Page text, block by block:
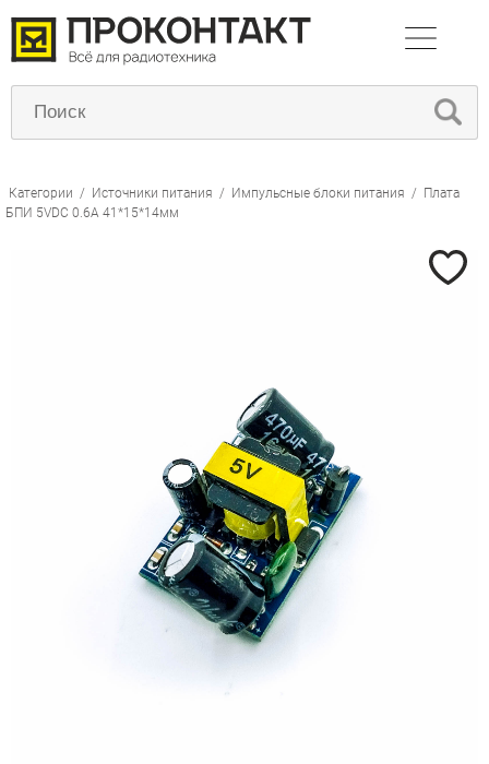
Категории / Источники питания / Импульсные блоки питания / Плата
БПИ 5VDC 0.6A 41*15*14мм